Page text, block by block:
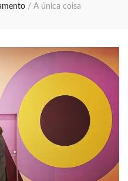
/ A única coisa